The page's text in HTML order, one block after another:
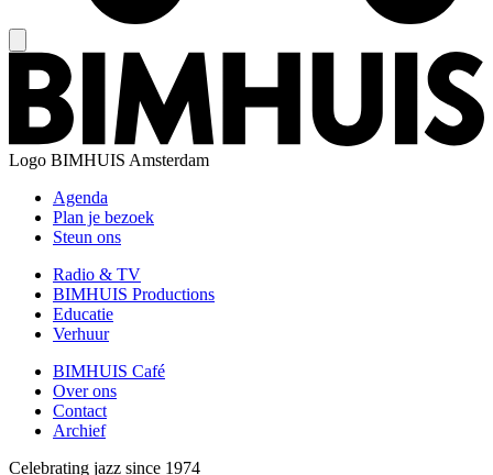
Logo BIMHUIS Amsterdam
Agenda
Plan je bezoek
Steun ons
Radio & TV
BIMHUIS Productions
Educatie
Verhuur
BIMHUIS Café
Over ons
Contact
Archief
Celebrating jazz since 1974